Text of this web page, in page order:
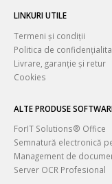
LINKURI UTILE
Termeni și condiții
Politica de
Livrare, garanție și retur
Cookies
ALTE PRODUSE
ForIT Solutions® Office
Semnatură electronică
Management de
Server OCR Profesional